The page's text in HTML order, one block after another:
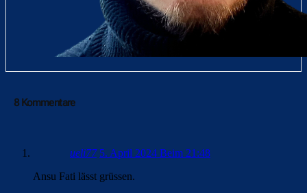
8 Kommentare
ueli77 5. April 2024 Beim 21:48
Ansu Fati lässt grüssen.